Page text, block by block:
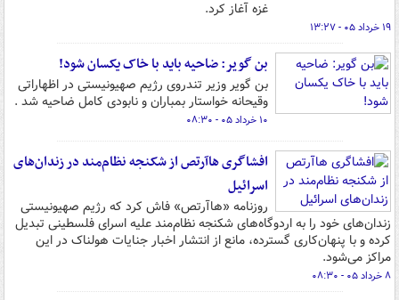
غزه آغاز کرد.
۱۹ خرداد ۰۵ - ۱۳:۲۷
بن گویر: ضاحیه باید با خاک یکسان شود!
بن گویر وزیر تندروی رژیم صهیونیستی در اظهاراتی
وقیحانه خواستار بمباران و نابودی کامل ضاحیه شد .
۱۰ خرداد ۰۵ - ۰۸:۳۰
افشاگری هاآرتص از شکنجه نظام‌مند در زندان‌های
اسرائیل
روزنامه «هاآرتص» فاش کرد که رژیم صهیونیستی
زندان‌های خود را به اردوگاه‌های شکنجه نظام‌مند علیه اسرای فلسطینی تبدیل
کرده و با پنهان‌کاری گسترده، مانع از انتشار اخبار جنایات هولناک در این
مراکز می‌شود.
۸ خرداد ۰۵ - ۰۸:۳۰